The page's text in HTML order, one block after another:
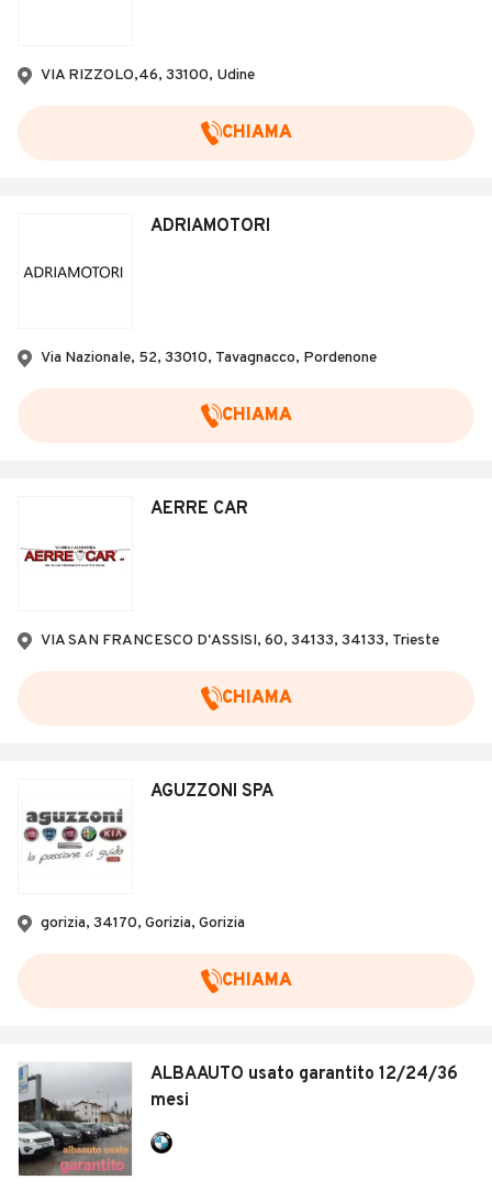
VIA RIZZOLO,46, 33100, Udine
CHIAMA
ADRIAMOTORI
Via Nazionale, 52, 33010, Tavagnacco, Pordenone
CHIAMA
AERRE CAR
VIA SAN FRANCESCO D'ASSISI, 60, 34133, 34133, Trieste
CHIAMA
AGUZZONI SPA
gorizia, 34170, Gorizia, Gorizia
CHIAMA
ALBAAUTO usato garantito 12/24/36
mesi